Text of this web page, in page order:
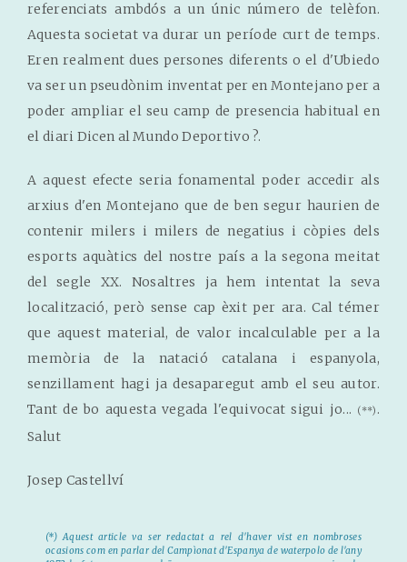
referenciats ambdós a un únic número de telèfon.
Aquesta societat va durar un període curt de temps.
Eren realment dues persones diferents o el d'Ubiedo
va ser un pseudònim inventat per en Montejano per a
poder ampliar el seu camp de presencia habitual en
el diari Dicen al Mundo Deportivo ?.
A aquest efecte seria fonamental poder accedir als
arxius d'en Montejano que de ben segur haurien de
contenir milers i milers de negatius i còpies dels
esports aquàtics del nostre país a la segona meitat
del segle XX. Nosaltres ja hem intentat la seva
localització, però sense cap èxit per ara. Cal témer
que aquest material, de valor incalculable per a la
memòria de la natació catalana i espanyola,
senzillament hagi ja desaparegut amb el seu autor.
Tant de bo aquesta vegada l'equivocat sigui jo...
(**) .
Salut
Josep Castellví
(*) Aquest article va ser redactat a rel d'haver vist en nombroses
ocasions com en parlar del Campìonat d'Espanya de waterpolo de l'any